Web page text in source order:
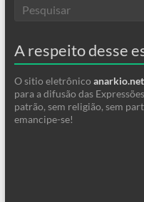
A respeito desse
O sitio eletrônico anarkio.net
para a difusão das
patrão, sem religião, sem
emancipe-se!